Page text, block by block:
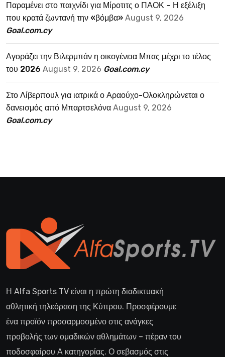
Παραμένει στο παιχνίδι για Μίροτιτς ο ΠΑΟΚ – Η εξέλιξη
που κρατά ζωντανή την «βόμβα» August 9, 2026
Goal.com.cy
Αγοράζει την Βιλερμπάν η οικογένεια Μπας μέχρι το τέλος
του 2026 August 9, 2026 Goal.com.cy
Στο Λίβερπουλ για ιατρικά ο Αραούχο-Ολοκληρώνεται ο
δανεισμός από Μπαρτσελόνα August 9, 2026
Goal.com.cy
Η Alfa Sports TV είναι η πρώτη διαδικτυακή
αθλητική τηλεόραση της Κύπρου. Προσφέρουμε
ένα προϊόν προσαρμοσμένο στις ανάγκες
προβολής των ομαδικών αθλημάτων – πέραν του
ποδοσφαίρου Α κατηγορίας. Ο σεβασμός στις